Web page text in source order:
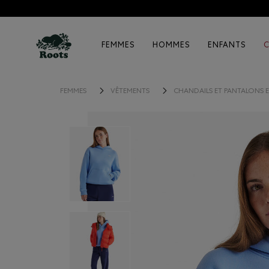
FEMMES HOMMES ENFANTS
FEMMES VÊTEMENTS CHANDAILS ET PANTALONS